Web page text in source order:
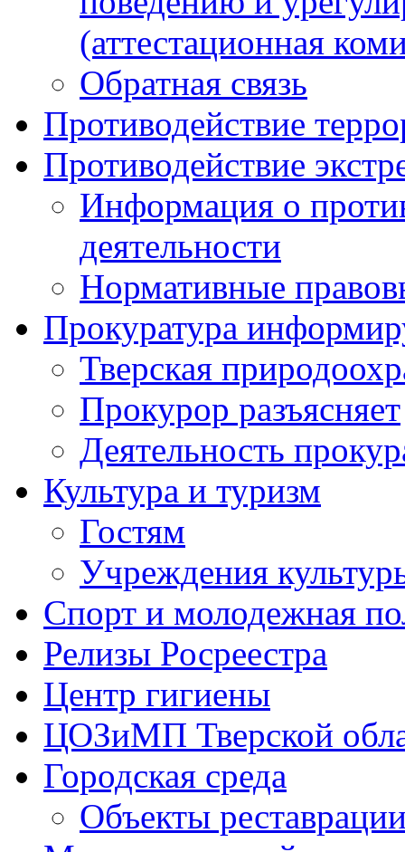
(аттестационная
Обратная связь
Противодействие
Противодействие
Информация о
деятельности
Нормативные
Прокуратура
Тверская
Прокурор разъясняет
Деятельность
Культура и туризм
Гостям
Учреждения
Спорт и молодежная
Релизы Росреестра
Центр гигиены
ЦОЗиМП Тверской
Городская среда
Объекты